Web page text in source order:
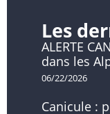
Les
ALERTE
dans les
06/22/2026
Canicule :